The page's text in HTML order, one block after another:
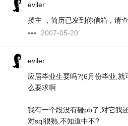
eviler
搂主 ，简历已发到你信箱，请
2007-05-20
eviler
应届毕业生要吗?(6月份毕业,就
么要求啊
我有一个段没有碰pb了,对它我
对sql很熟,不知道中不?